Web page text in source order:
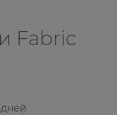
Fabric